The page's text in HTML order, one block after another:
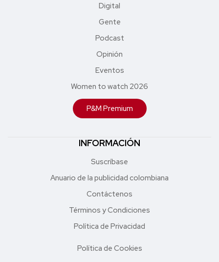
Digital
Gente
Podcast
Opinión
Eventos
Women to watch 2026
P&M Premium
INFORMACIÓN
Suscríbase
Anuario de la publicidad colombiana
Contáctenos
Términos y Condiciones
Política de Privacidad
Política de Cookies